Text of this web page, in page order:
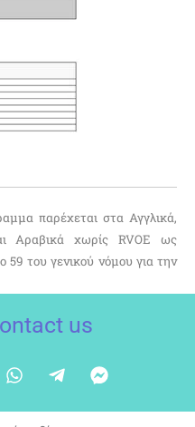
παρέχεται στα Αγγλικά,
Αραβικά χωρίς RVOE ως
του γενικού νόμου για την
us
W
h
t
T
e
F
a